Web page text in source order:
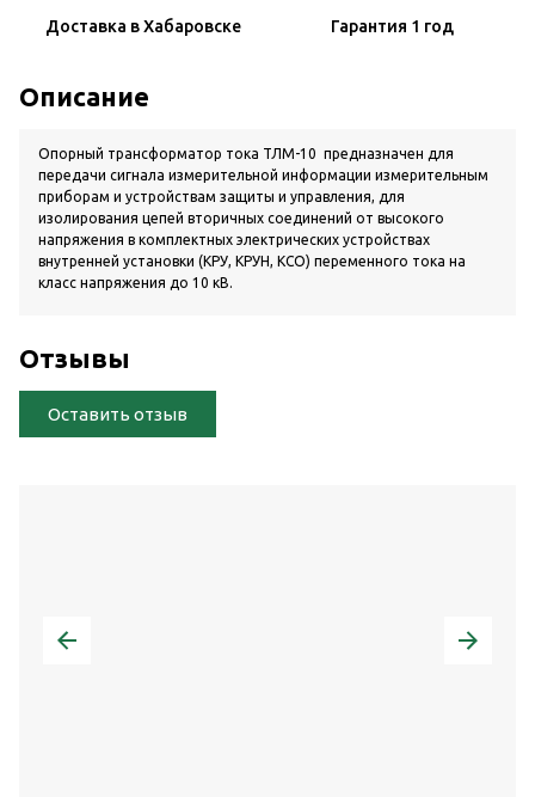
Доставка в Хабаровске Гарантия 1 год
Описание
Опорный трансформатор тока ТЛМ-10 предназначен для
передачи сигнала измерительной информации измерительным
приборам и устройствам защиты и управления, для
изолирования цепей вторичных соединений от высокого
напряжения в комплектных электрических устройствах
внутренней установки (КРУ, КРУН, КСО) переменного тока на
класс напряжения до 10 кВ.
Отзывы
Оставить отзыв